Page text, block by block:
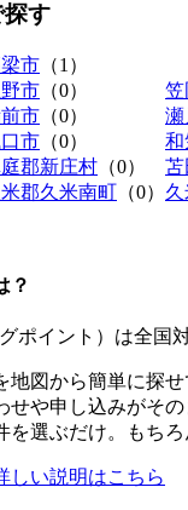
探す
市 （1）
市 （0） 笠
市 （0） 瀬
市 （0） 和
郡新庄村 （0） 苫
郡久米南町 （0）
？
ポイント）は全国
図から簡単に探
せや申し込みがそ
選ぶだけ。もちろ
しい説明はこちら